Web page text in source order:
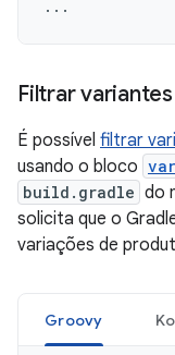
...
Filtrar variantes
É possível filtrar
usando o bloco
build.gradle do
solicita que o
variações de
Groovy